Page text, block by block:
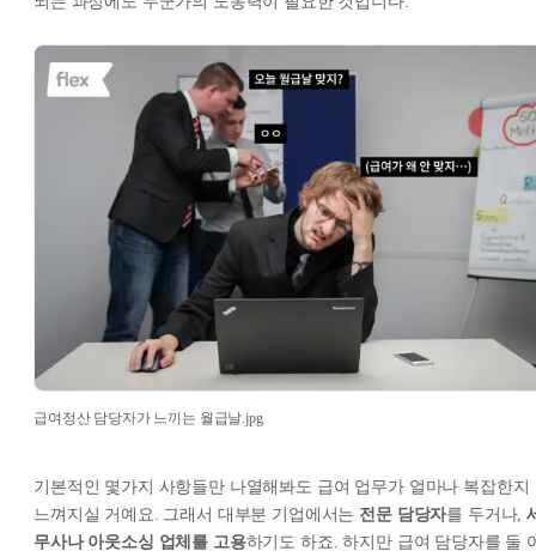
급여정산 담당자가 느끼는 월급날.jpg
기본적인 몇가지 사항들만 나열해봐도 급여 업무가 얼마나 복잡한지
느껴지실 거예요. 그래서 대부분 기업에서는 전문 담당자를 두거나,
무사나 아웃소싱 업체를 고용하기도 하죠. 하지만 급여 담당자를 둘